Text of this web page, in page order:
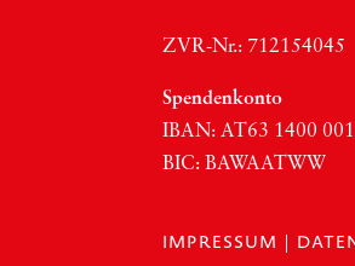
ZVR-Nr.: 712154045
Spen­den­kon­to
IBAN:AT63 1400
BIC:BAWAATWW
IMPRESSUM |